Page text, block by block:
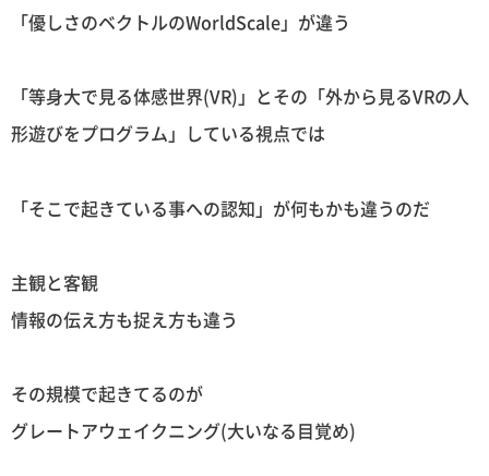
「優しさのベクトルのWorldScale」が違う
「等身大で見る体感世界(VR)」とその「外から見るVRの人
形遊びをプログラム」している視点では
「そこで起きている事への認知」が何もかも違うのだ
主観と客観
情報の伝え方も捉え方も違う
その規模で起きてるのが
グレートアウェイクニング(大いなる目覚め)